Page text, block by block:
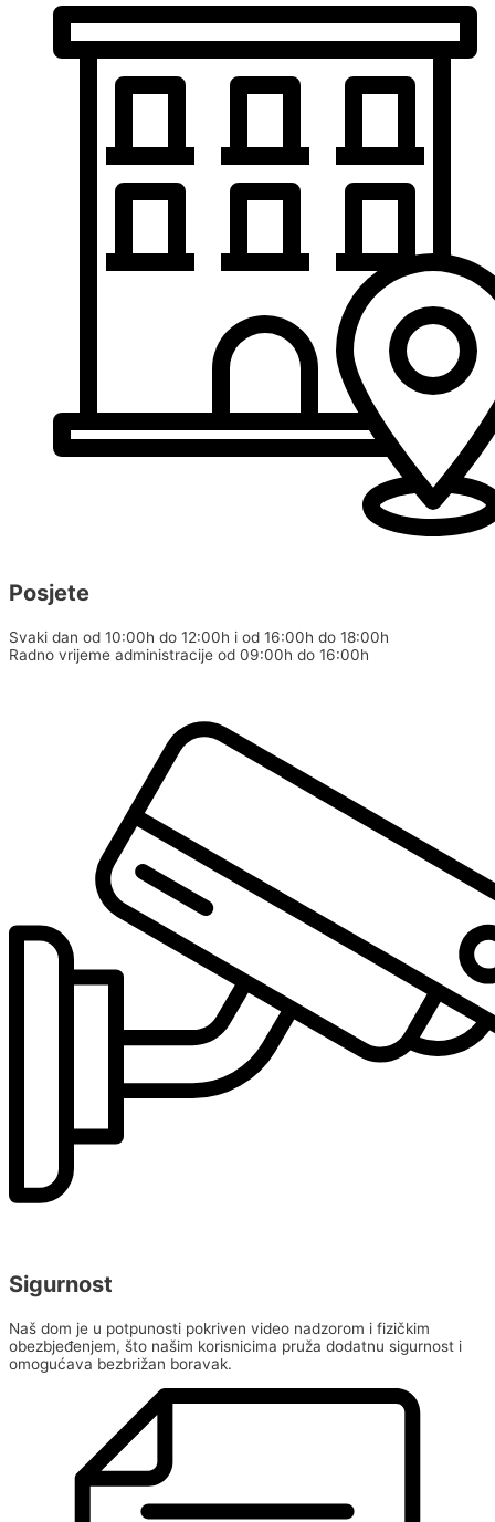
Posjete
Svaki dan od 10:00h do 12:00h i od 16:00h do 18:00h
Radno vrijeme administracije od 09:00h do 16:00h
Sigurnost
Naš dom je u potpunosti pokriven video nadzorom i fizičkim
obezbjeđenjem, što našim korisnicima pruža dodatnu sigurnost i
omogućava bezbrižan boravak.